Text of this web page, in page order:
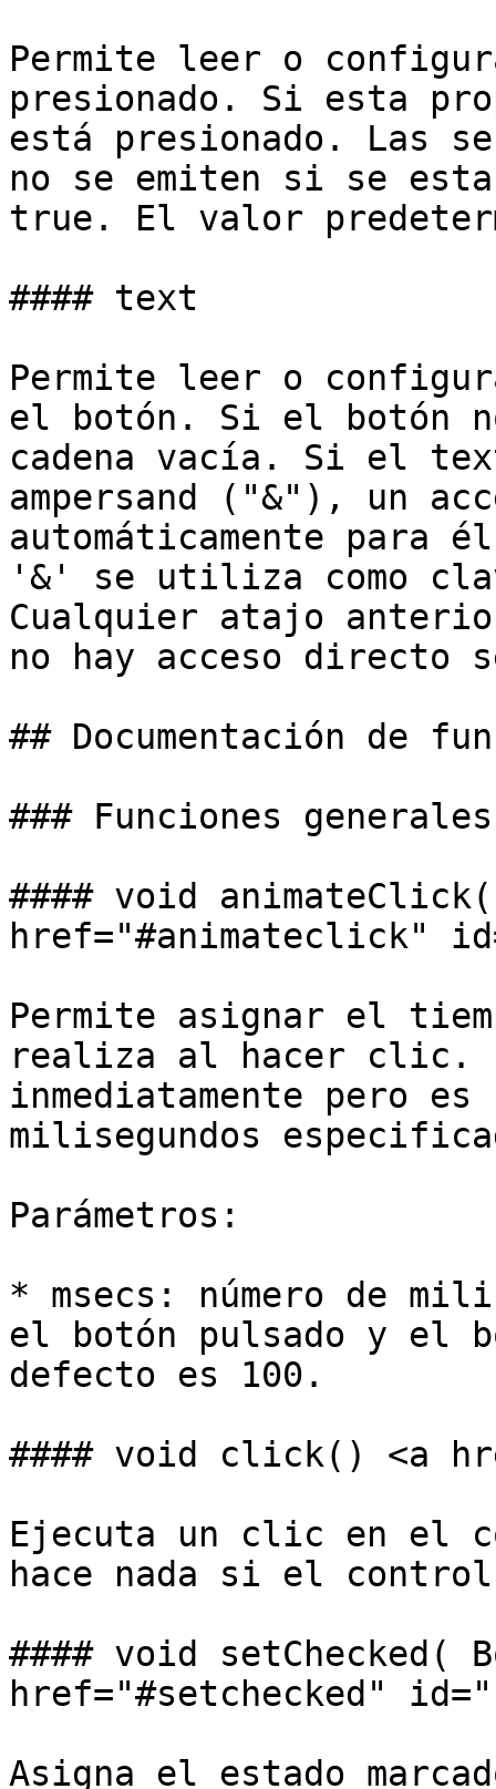
Permite leer o
presionado. Si esta
está presionado. Las
no se emiten si se
true. El valor
#### text
Permite leer o
el botón. Si el botón
cadena vacía. Si el
ampersand ("&"), un
automáticamente para
'&' se utiliza como
Cualquier atajo
no hay acceso
## Documentación de
### Funciones generales
#### void
href="#animateclick"
Permite asignar el
realiza al hacer clic.
inmediatamente pero
milisegundos
Parámetros:
* msecs: número de
el botón pulsado y el
defecto es 100.
#### void click() <a
Ejecuta un clic en el
hace nada si el
#### void setChecked(
href="#setchecked"
Asigna el estado